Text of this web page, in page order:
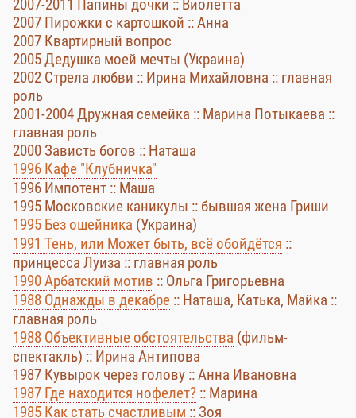
2007-2011 Папины дочки :: Виолетта
2007 Пирожки с картошкой :: Анна
2007 Квартирный вопрос
2005 Дедушка моей мечты (Украина)
2002 Стрела любви :: Ирина Михайловна :: главная
роль
2001-2004 Дружная семейка :: Марина Потыкаева ::
главная роль
2000 Зависть богов :: Наташа
1996 Кафе "Клубничка"
1996 Импотент :: Маша
1995 Московские каникулы :: бывшая жена Гриши
1995 Без ошейника (Украина)
1991 Тень, или Может быть, всё обойдётся ::
принцесса Луиза :: главная роль
1990 Арбатский мотив :: Ольга Григорьевна
1988 Однажды в декабре :: Наташа, Катька, Майка ::
главная роль
1988 Объективные обстоятельства (фильм-
спектакль) :: Ирина Антипова
1987 Кувырок через голову :: Анна Ивановна
1987 Где находится нофелет? :: Марина
1985 Как стать счастливым :: Зоя